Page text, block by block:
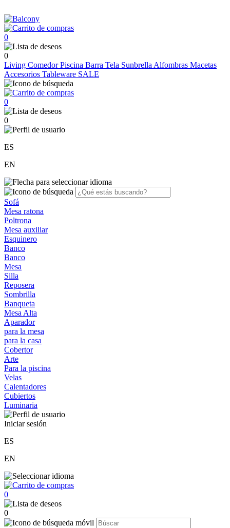
0
0
Living ComedorPiscina Barra Tela Sunbrella Alfombras Macetas
Accesorios Tableware SALE
0
0
ES
EN
Sofá
Mesa ratona
Poltrona
Mesa auxiliar
Esquinero
Banco
Banco
Mesa
Silla
Reposera
Sombrilla
Banqueta
Mesa Alta
Aparador
para la mesa
para la casa
Cobertor
Arte
Para la piscina
Velas
Calentadores
Cubiertos
Luminaria
Iniciar sesión
ES
EN
0
0